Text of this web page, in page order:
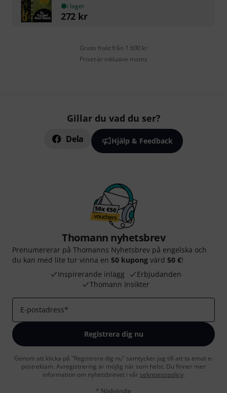
i lager
272 kr
Gratis frakt från 1 600 kr
Priset är inklusive moms
Gillar du vad du ser?
Dela Hjälp & Feedback
Thomann nyhetsbrev
Prenumererar på Thomanns Nyhetsbrev på engelska och
du kan med lite tur vinna en 50 kupong värd 50 €!
Inspirerande inlägg
Erbjudanden
Thomann Insikter
E-postadress*
Registrera dig nu
Genom att klicka på "Registrera dig nu" samtycker jag till att ta emot e-
postreklam. Avregistrering är möjlig när som helst. Du finner mer
information om nyhetsbrevet i vår sekretesspolicy.
* Nödvändig